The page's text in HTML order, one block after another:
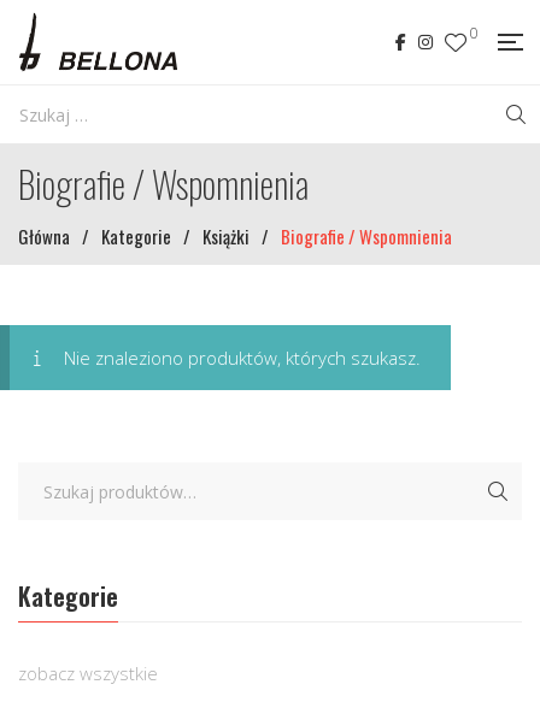
0
Biografie / Wspomnienia
Główna / Kategorie / Książki / Biografie / Wspomnienia
Nie znaleziono produktów, których szukasz.
Kategorie
zobacz wszystkie